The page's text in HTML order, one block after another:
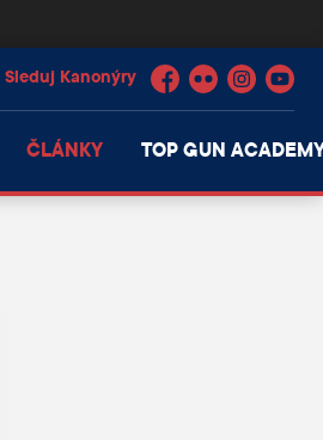
Facebook
Flickr InstagramYouTube
ČLÁNKY TOP GUN